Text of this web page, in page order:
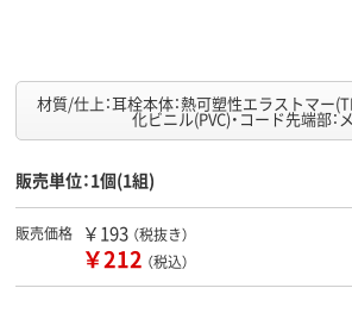
材質/仕上：耳栓本体：熱可塑性エラストマー
化ビニル(PVC)・コード先端部：
販売単位：1個(1組)
販売価格 ￥193 （税抜き）
￥212 （税込）